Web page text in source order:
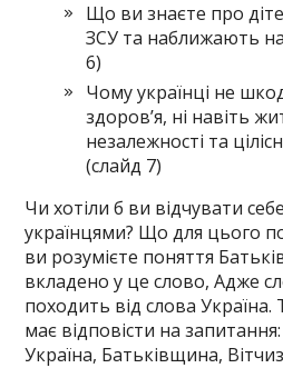
Що ви знаєте про
ЗСУ та наближають
6)
Чому українці не
здоров’я, ні навіть
незалежності та
(слайд 7)
Чи хотіли б ви відчувати
українцями? Що для цього
ви розумієте поняття
вкладено у це слово, Адже
походить від слова
має відповісти на
Україна, Батьківщина,